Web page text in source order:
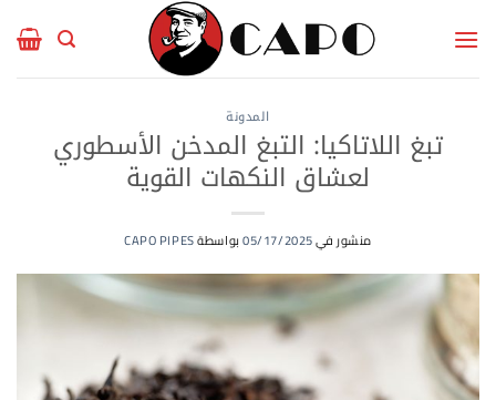
للمحتوى
المدونة
تبغ اللاتاكيا: التبغ المدخن الأسطوري
لعشاق النكهات القوية
منشور في05/17/2025 بواسطةCAPO PIPES